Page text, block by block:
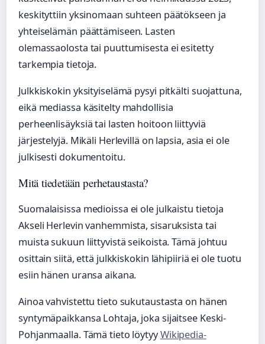
keskityttiin yksinomaan suhteen päätökseen ja
yhteiselämän päättämiseen. Lasten
olemassaolosta tai puuttumisesta ei esitetty
tarkempia tietoja.
Julkkiskokin yksityiselämä pysyi pitkälti suojattuna,
eikä mediassa käsitelty mahdollisia
perheenlisäyksiä tai lasten hoitoon liittyviä
järjestelyjä. Mikäli Herlevillä on lapsia, asia ei ole
julkisesti dokumentoitu.
Mitä tiedetään perhetaustasta?
Suomalaisissa medioissa ei ole julkaistu tietoja
Akseli Herlevin vanhemmista, sisaruksista tai
muista sukuun liittyvistä seikoista. Tämä johtuu
osittain siitä, että julkkiskokin lähipiiriä ei ole tuotu
esiin hänen uransa aikana.
Ainoa vahvistettu tieto sukutaustasta on hänen
syntymäpaikkansa Lohtaja, joka sijaitsee Keski-
Pohjanmaalla. Tämä tieto löytyyWikipedia-